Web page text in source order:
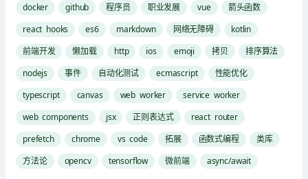
docker
github 程序员 职业发展 vue
箭头函数
react hooks
es6 markdown 网络无障碍
kotlin
前端开发
懒加载 http ios emoji 拷贝
排序算法
nodejs
事件 自动化测试 ecmascript
性能优化
typescript
canvas web worker
service worker
web components
jsx 正则表达式
react router
prefetch
chrome vs code 拓展 函数式编程
类库
方法论
opencv tensorflow 微前端 async/await